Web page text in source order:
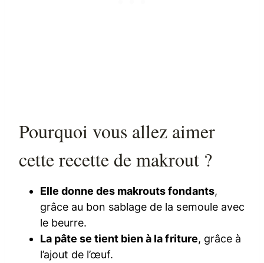
Pourquoi vous allez aimer
cette recette de makrout ?
Elle donne des makrouts fondants,
grâce au bon sablage de la semoule avec
le beurre.
La pâte se tient bien à la friture, grâce à
l’ajout de l’œuf.